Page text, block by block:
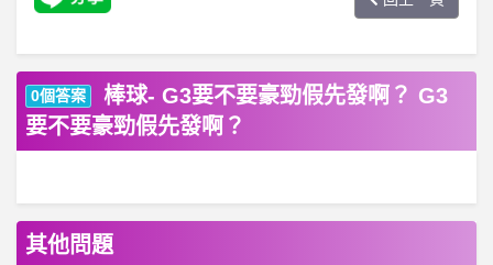
0個答案
棒球- G3要不要豪勁假先發啊？ G3
要不要豪勁假先發啊？
其他問題